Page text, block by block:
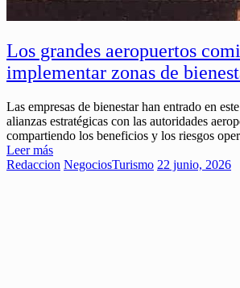
Los grandes aeropuertos
implementar zonas de
Las empresas de bienestar han entrado en
alianzas estratégicas con las autoridades
compartiendo los beneficios y los riesgos
Leer más
Redaccion NegociosTurismo 22 junio, 2026